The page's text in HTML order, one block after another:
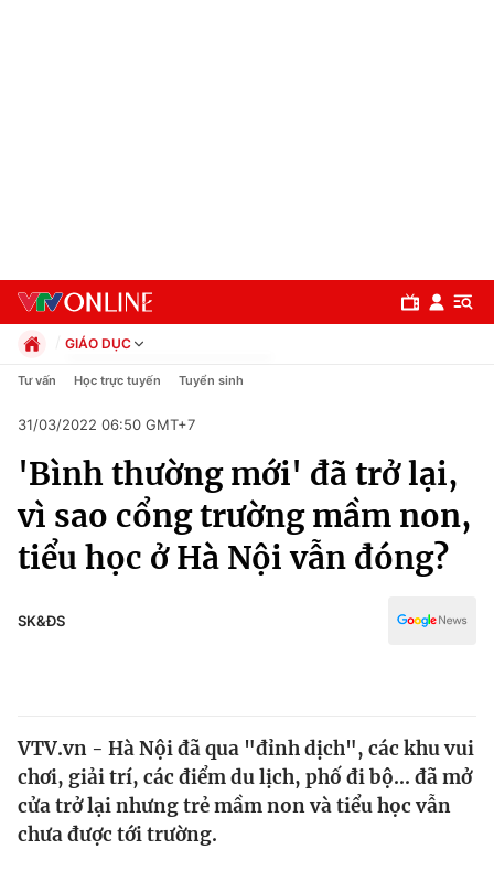
Chuyên mục
Chính trị
Xã hội
Pháp luật
Thế giới
Tin tức
Thế giới đó đây
Kinh tế
GIÁO DỤC
Chính trị
Pháp luật
Kinh tế
Thể thao
Truyền hình
Văn hóa - Giải trí
Tư vấn Học trực tuyến Tuyển sinh
31/03/2022 06:50 GMT+7
'Bình thường mới' đã trở lại,
vì sao cổng trường mầm non,
tiểu học ở Hà Nội vẫn đóng?
SK&ĐS
VTV.vn - Hà Nội đã qua "đỉnh dịch", các khu vui
chơi, giải trí, các điểm du lịch, phố đi bộ... đã mở
cửa trở lại nhưng trẻ mầm non và tiểu học vẫn
chưa được tới trường.